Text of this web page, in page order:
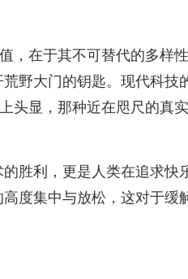
，在于其不可替代的多样
野大门的钥匙。现代科技
头显，那种近在咫尺的真
胜利，更是人类在追求
度集中与放松，这对于缓